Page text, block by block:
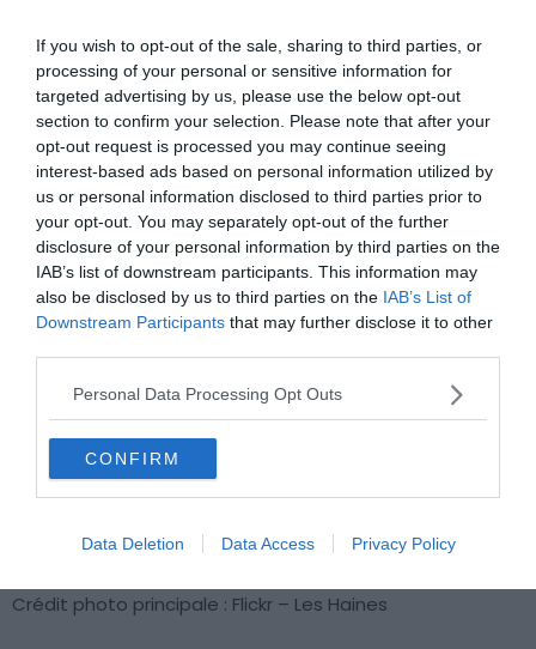
If you wish to opt-out of the sale, sharing to third parties, or
processing of your personal or sensitive information for
targeted advertising by us, please use the below opt-out
section to confirm your selection. Please note that after your
opt-out request is processed you may continue seeing
interest-based ads based on personal information utilized by
us or personal information disclosed to third parties prior to
your opt-out. You may separately opt-out of the further
disclosure of your personal information by third parties on the
IAB’s list of downstream participants. This information may
also be disclosed by us to third parties on the IAB’s List of
Downstream Participants that may further disclose it to other
Personal Data Processing Opt Outs
CONFIRM
Data Deletion Data Access Privacy Policy
plus ancienne de la ville, construite au 14ème siècle – et
vous attabler à de nombreux petits bars pour prendre un
verre ou manger des tapas.
Dans le quartier, vous pourrez satisfaire vos envies de
visites culturelles en découvrant le musée d’art
contemporain d’Alicante (Maca), où de nombreux
artistes locaux y sont exposés ainsi que les chefs-
d’œuvres de monuments de la culture espagnole : Miro,
Picasso, Dalí. Pour être aux premières loges de l’activité
Alicante.
Trouver un hôtel à Santa Cruz
Crédit photo principale : Flickr – Les Haines